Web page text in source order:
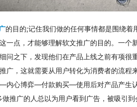
的目的;记住我们做的任何事情都是围绕
一点，才能够理解软文推广的目的。一
问之下，发现他们在产品上线之前有项
广，这就需要从用户转化为消费者的流
心博弈—付款购买—使用后对产品产生
做推广的人总以为用户看到广告，被吸引